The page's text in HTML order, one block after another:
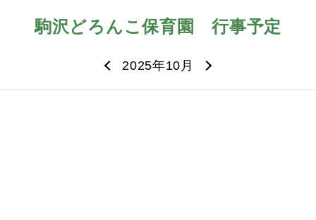
駒沢どろんこ保育園行事予定
2025年10月